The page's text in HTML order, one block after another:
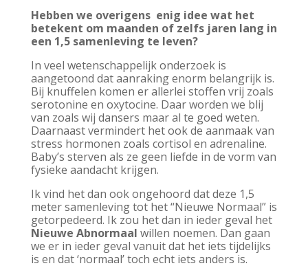
Hebben we overigens enig idee wat het
betekent om maanden of zelfs jaren lang in
een 1,5 samenleving te leven?
In veel wetenschappelijk onderzoek is
aangetoond dat aanraking enorm belangrijk is.
Bij knuffelen komen er allerlei stoffen vrij zoals
serotonine en oxytocine. Daar worden we blij
van zoals wij dansers maar al te goed weten.
Daarnaast vermindert het ook de aanmaak van
stress hormonen zoals cortisol en adrenaline.
Baby’s sterven als ze geen liefde in de vorm van
fysieke aandacht krijgen.
Ik vind het dan ook ongehoord dat deze 1,5
meter samenleving tot het “Nieuwe Normaal” is
getorpedeerd. Ik zou het dan in ieder geval het
Nieuwe Abnormaal willen noemen. Dan gaan
we er in ieder geval vanuit dat het iets tijdelijks
is en dat ‘normaal’ toch echt iets anders is.